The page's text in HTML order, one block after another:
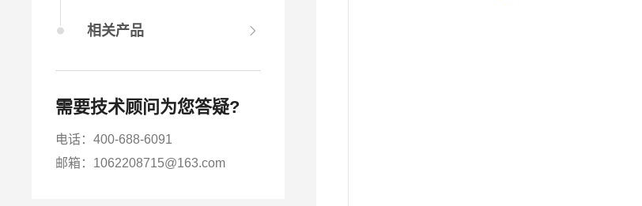
相关产品
需要技术顾问为您答疑?
电话：400-688-6091
邮箱：1062208715@163.com